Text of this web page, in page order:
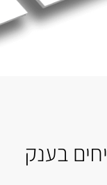
בענק